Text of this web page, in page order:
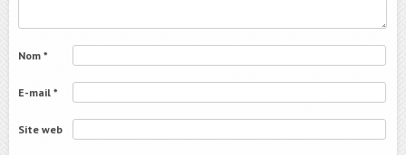
Nom *
E-mail *
Site web